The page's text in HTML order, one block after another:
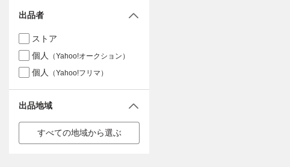
出品者
ストア
個人
（Yahoo!オークション）
個人 （Yahoo!フリマ）
出品地域
すべての地域から選ぶ